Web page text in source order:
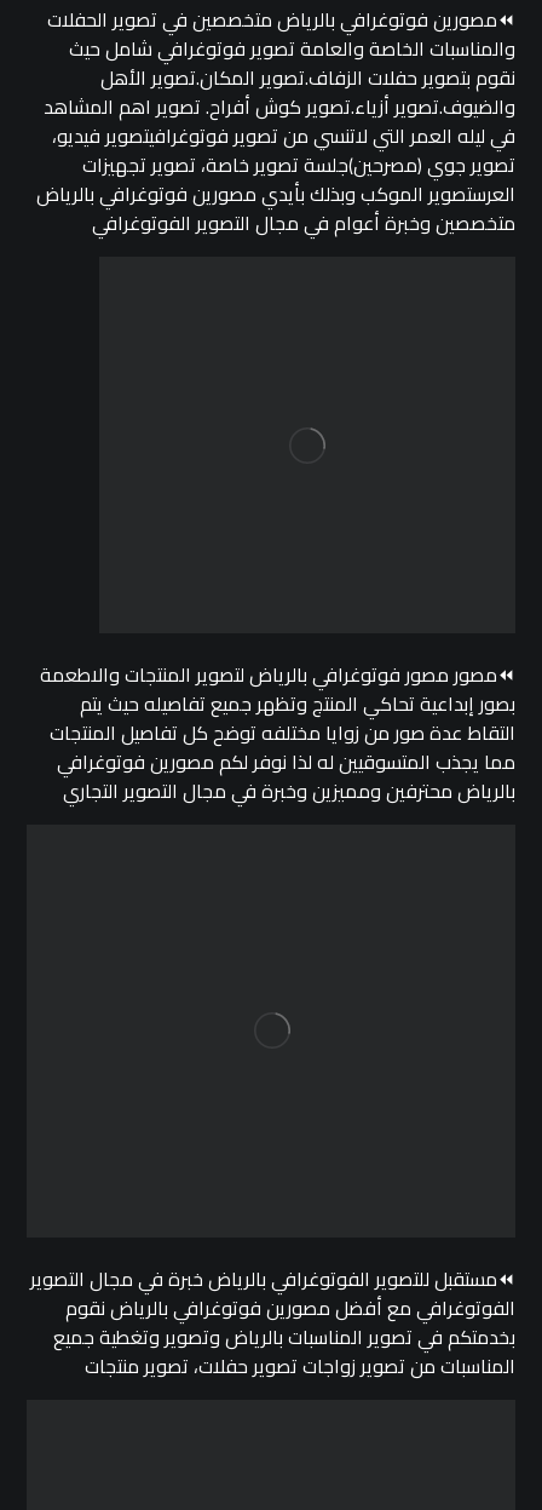
⏪مصورين فوتوغرافي بالرياض متخصصين في تصوير الحفلات
والمناسبات الخاصة والعامة تصوير فوتوغرافي شامل حيث
نقوم بتصوير حفلات الزفاف.تصوير المكان.تصوير الأهل
والضيوف.تصوير أزياء.تصوير كوش أفراح. تصوير اهم المشاهد
في ليله العمر التي لاتنسي من تصوير فوتوغرافيتصوير فيديو،
تصوير جوي (مصرحين)جلسة تصوير خاصة، تصوير تجهيزات
العرستصوير الموكب وبذلك بأيدي مصورين فوتوغرافي بالرياض
متخصصين وخبرة أعوام في مجال التصوير الفوتوغرافي
⏪مصور مصور فوتوغرافي بالرياض لتصوير المنتجات والاطعمة
بصور إبداعية تحاكي المنتج وتظهر جميع تفاصيله حيث يتم
التقاط عدة صور من زوايا مختلفه توضح كل تفاصيل المنتجات
مما يجذب المتسوقيين له لذا نوفر لكم مصورين فوتوغرافي
بالرياض محترفين ومميزين وخبرة في مجال التصوير التجاري
⏪مستقبل للتصوير الفوتوغرافي بالرياض خبرة في مجال التصوير
الفوتوغرافي مع أفضل مصورين فوتوغرافي بالرياض نقوم
بخدمتكم في تصوير المناسبات بالرياض وتصوير وتغطية جميع
المناسبات من تصوير زواجات تصوير حفلات، تصوير منتجات